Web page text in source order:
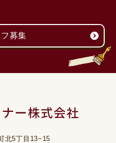
募集
北5丁目13−15